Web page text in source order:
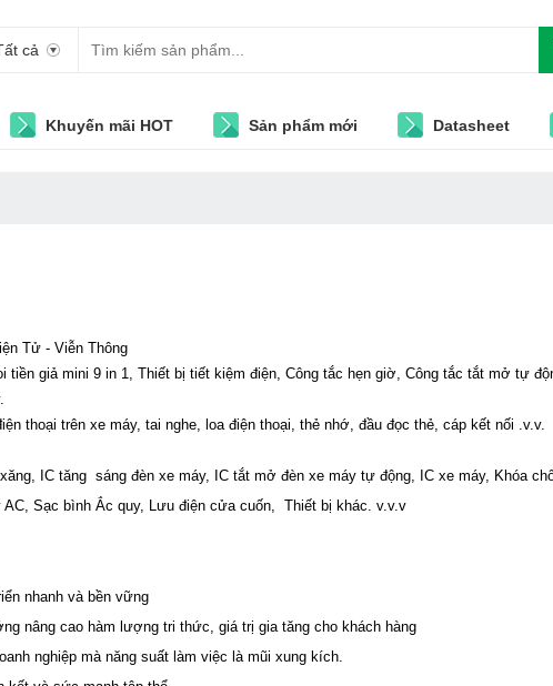
cả
Khuyến mãi HOT Sản phẩm mới Datasheet
Tử - Viễn Thông
giả mini 9 in 1, Thiết bị tiết kiệm điện, Công tắc hẹn giờ, Công tắc tắt mở tự
thoại trên xe máy, tai nghe, loa điện thoại, thẻ nhớ, đầu đọc thẻ, cáp kết nối .v.v.
IC tăng sáng đèn xe máy, IC tắt mở đèn xe máy tự động, IC xe máy, Khóa
Sạc bình Ắc quy, Lưu điện cửa cuốn, Thiết bị khác. v.v.v
nhanh và bền vững
nâng cao hàm lượng tri thức, giá trị gia tăng cho khách hàng
nghiệp mà năng suất làm việc là mũi xung kích.